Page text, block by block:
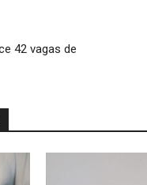
42 vagas de